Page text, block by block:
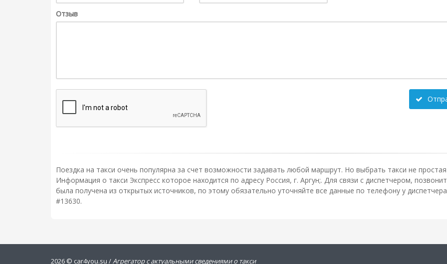
Отзыв
Поездка на такси очень популярна за счет возможности задавать любой маршрут. Но выбрать такси не
Информация о такси Экспресс которое находится по адресу Россия, г. Аргун;. Для связи с диспетчером,
была получена из открытых источников, по этому обязательно уточняйте все данные по телефону у
#13630.
2026 © car4you.su /Агрегатор с актуальными сведениями о такси